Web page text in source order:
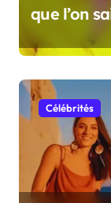
que l’on
cette
Célébrités